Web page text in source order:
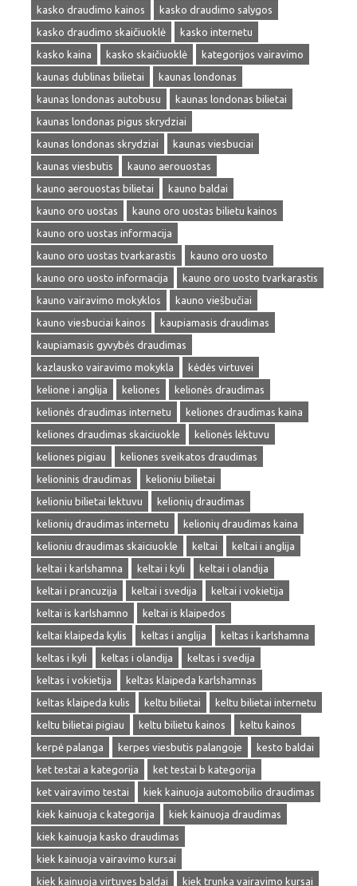
kasko draudimo kainos
kasko draudimo salygos
kasko draudimo skaičiuoklė
kasko internetu
kasko kaina
kasko skaičiuoklė
kategorijos vairavimo
kaunas dublinas bilietai
kaunas londonas
kaunas londonas autobusu
kaunas londonas bilietai
kaunas londonas pigus skrydziai
kaunas londonas skrydziai
kaunas viesbuciai
kaunas viesbutis
kauno aerouostas
kauno aerouostas bilietai
kauno baldai
kauno oro uostas
kauno oro uostas bilietu kainos
kauno oro uostas informacija
kauno oro uostas tvarkarastis
kauno oro uosto
kauno oro uosto informacija
kauno oro uosto tvarkarastis
kauno vairavimo mokyklos
kauno viešbučiai
kauno viesbuciai kainos
kaupiamasis draudimas
kaupiamasis gyvybės draudimas
kazlausko vairavimo mokykla
kėdės virtuvei
kelione i anglija
keliones
kelionės draudimas
kelionės draudimas internetu
keliones draudimas kaina
keliones draudimas skaiciuokle
kelionės lėktuvu
keliones pigiau
keliones sveikatos draudimas
kelioninis draudimas
kelioniu bilietai
kelioniu bilietai lektuvu
kelionių draudimas
kelionių draudimas internetu
kelionių draudimas kaina
kelioniu draudimas skaiciuokle
keltai
keltai i anglija
keltai i karlshamna
keltai i kyli
keltai i olandija
keltai i prancuzija
keltai i svedija
keltai i vokietija
keltai is karlshamno
keltai is klaipedos
keltai klaipeda kylis
keltas i anglija
keltas i karlshamna
keltas i kyli
keltas i olandija
keltas i svedija
keltas i vokietija
keltas klaipeda karlshamnas
keltas klaipeda kulis
keltu bilietai
keltu bilietai internetu
keltu bilietai pigiau
keltu bilietu kainos
keltu kainos
kerpė palanga
kerpes viesbutis palangoje
kesto baldai
ket testai a kategorija
ket testai b kategorija
ket vairavimo testai
kiek kainuoja automobilio draudimas
kiek kainuoja c kategorija
kiek kainuoja draudimas
kiek kainuoja kasko draudimas
kiek kainuoja vairavimo kursai
kiek kainuoja virtuves baldai
kiek trunka vairavimo kursai